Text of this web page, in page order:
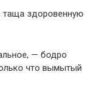
таща здоровенную
— бодро
что вымытый